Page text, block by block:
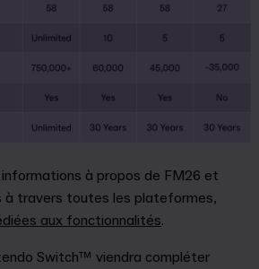
informations à propos de FM26 et
à travers toutes les plateformes,
aux fonctionnalités.
Switch™ viendra compléter